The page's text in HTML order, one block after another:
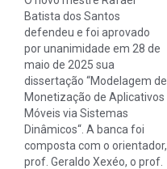
Batista dos Santos
defendeu e foi aprovado
por unanimidade em 28 de
maio de 2025 sua
dissertação “Modelagem de
Monetização de Aplicativos
Móveis via Sistemas
Dinâmicos“. A banca foi
composta com o orientador,
prof. Geraldo Xexéo, o prof.